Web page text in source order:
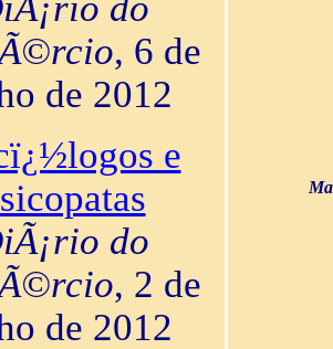
, 6 de
de 2012
e
do
, 2 de
de 2012